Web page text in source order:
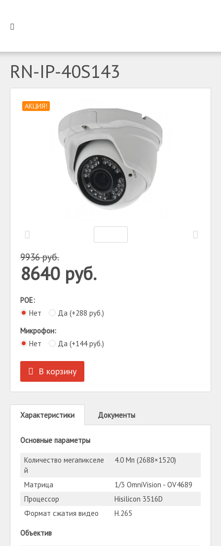
RN-IP-40S143
АКЦИЯ!
9936 руб.
8640 руб.
POE:
Нет
Да (+288 руб.)
Микрофон:
Нет
Да (+144 руб.)
В корзину
Характеристики Документы
Основные параметры
Количество мегапикселе
й
4.0 Мп (2688×1520)
Матрица
1/3 OmniVision - OV4689
Процессор
Hisilicon 3516D
Формат сжатия видео
H.265
Объектив